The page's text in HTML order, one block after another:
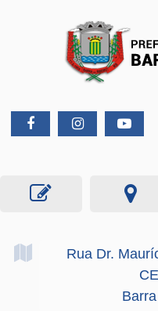
Rua Dr.